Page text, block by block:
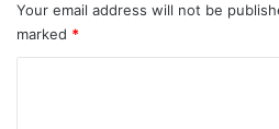
Your email address will not be
marked *